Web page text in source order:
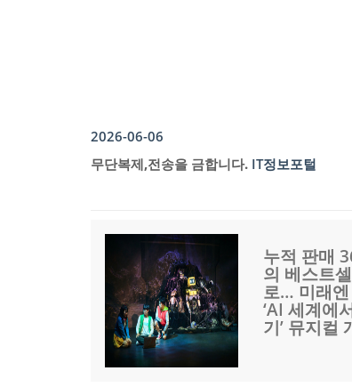
2026-06-06
무단복제,전송을 금합니다. IT정보포털
누적 판매
의 베스트
로… 미래
‘AI 세계에
기’ 뮤지컬